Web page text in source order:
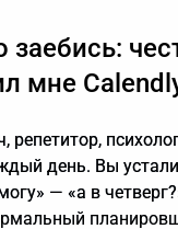
— это обычно
раз за день,
услуги. Если вы
например, ждете
звонки
мне
репетитор,
день. Вы
— «а в